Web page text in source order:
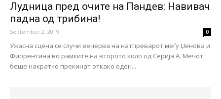
Лудница пред очите на Пандев: Навивач
падна од трибина!
September 2, 2019 0
Ужасна сцена се случи вечерва на натпреварот меѓу Џенова и
Фиорентина во рамките на второто коло од Серија А. Мечот
беше накратко прекинат откако еден...